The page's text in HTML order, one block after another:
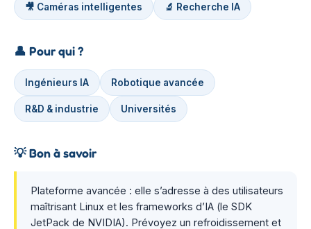
🎥 Caméras intelligentes 🔬 Recherche IA
👤 Pour qui ?
Ingénieurs IA Robotique avancée
R&D & industrie Universités
💡Bon à savoir
Plateforme avancée : elle s’adresse à des utilisateurs
maîtrisant Linux et les frameworks d’IA (le SDK
JetPack de NVIDIA). Prévoyez un refroidissement et